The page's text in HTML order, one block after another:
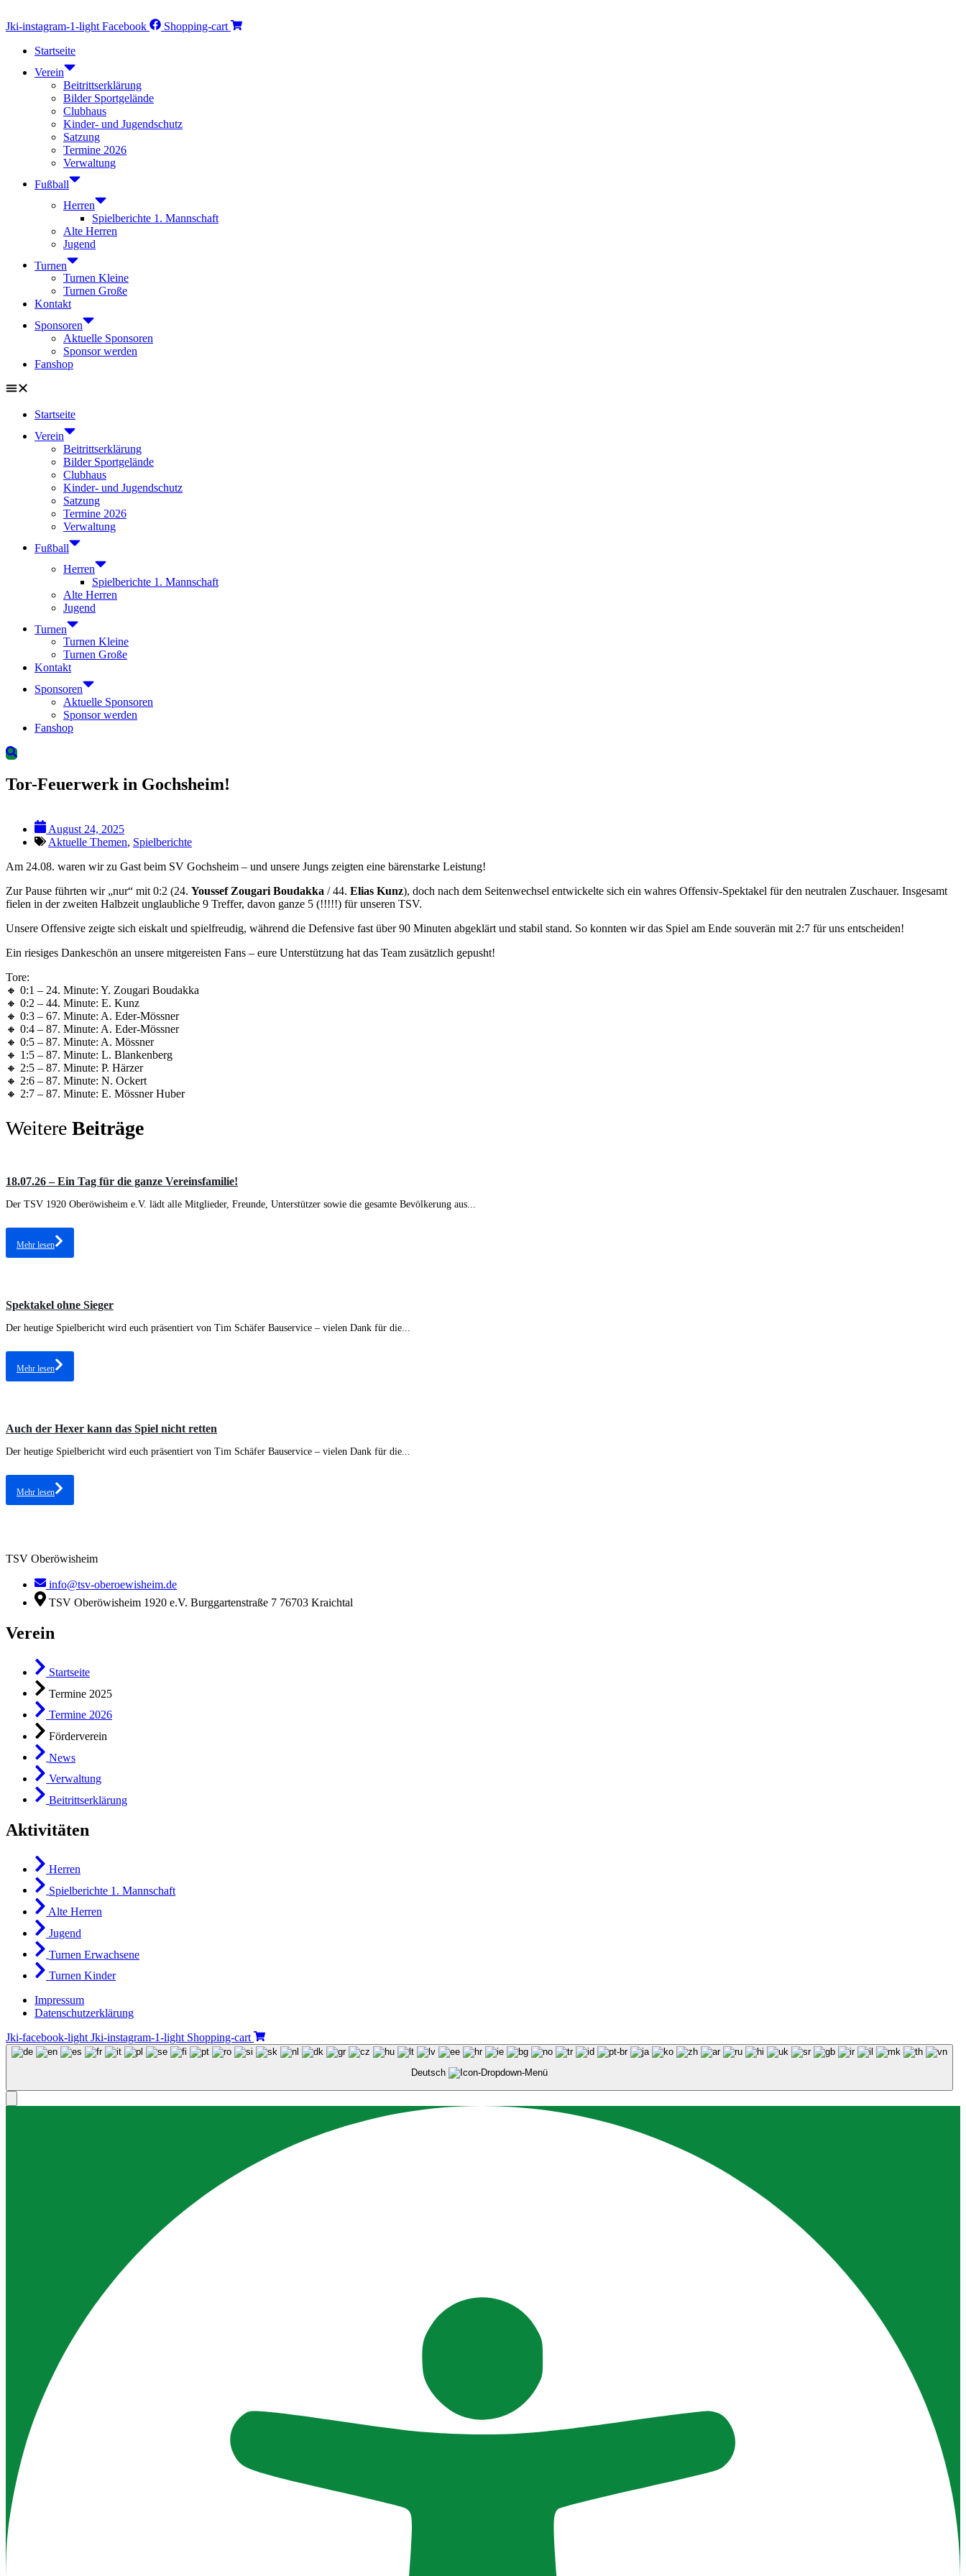
Jki-instagram-1-light Facebook
Shopping-cart
Startseite
Verein
Beitrittserklärung
Bilder Sportgelände
Clubhaus
Kinder- und Jugendschutz
Satzung
Termine 2026
Verwaltung
Fußball
Herren
Spielberichte 1. Mannschaft
Alte Herren
Jugend
Turnen
Turnen Kleine
Turnen Große
Kontakt
Sponsoren
Aktuelle Sponsoren
Sponsor werden
Fanshop
Startseite
Verein
Beitrittserklärung
Bilder Sportgelände
Clubhaus
Kinder- und Jugendschutz
Satzung
Termine 2026
Verwaltung
Fußball
Herren
Spielberichte 1. Mannschaft
Alte Herren
Jugend
Turnen
Turnen Kleine
Turnen Große
Kontakt
Sponsoren
Aktuelle Sponsoren
Sponsor werden
Fanshop
Suchen
Tor-Feuerwerk in Gochsheim!
August 24, 2025
Aktuelle Themen, Spielberichte
Am 24.08. waren wir zu Gast beim SV Gochsheim – und unsere Jungs zeigten eine bärenstarke Leistung!
Zur Pause führten wir „nur“ mit 0:2 (24. Youssef Zougari Boudakka / 44. Elias Kunz), doch nach dem Seitenwechsel entwickelte sich ein wahres Offensiv-Spektakel für den neutralen Zuschauer. Insgesamt
fielen in der zweiten Halbzeit unglaubliche 9 Treffer, davon ganze 5 (!!!!!) für unseren TSV.
Unsere Offensive zeigte sich eiskalt und spielfreudig, während die Defensive fast über 90 Minuten abgeklärt und stabil stand. So konnten wir das Spiel am Ende souverän mit 2:7 für uns entscheiden!
Ein riesiges Dankeschön an unsere mitgereisten Fans – eure Unterstützung hat das Team zusätzlich gepusht!
Tore:
🔸 0:1 – 24. Minute: Y. Zougari Boudakka
🔸 0:2 – 44. Minute: E. Kunz
🔸 0:3 – 67. Minute: A. Eder-Mössner
🔸 0:4 – 87. Minute: A. Eder-Mössner
🔸 0:5 – 87. Minute: A. Mössner
🔸 1:5 – 87. Minute: L. Blankenberg
🔸 2:5 – 87. Minute: P. Härzer
🔸 2:6 – 87. Minute: N. Ockert
🔸 2:7 – 87. Minute: E. Mössner Huber
Weitere Beiträge
18.07.26 – Ein Tag für die ganze Vereinsfamilie!
Der TSV 1920 Oberöwisheim e.V. lädt alle Mitglieder, Freunde, Unterstützer sowie die gesamte Bevölkerung aus...
Mehr lesen
Spektakel ohne Sieger
Der heutige Spielbericht wird euch präsentiert von Tim Schäfer Bauservice – vielen Dank für die...
Mehr lesen
Auch der Hexer kann das Spiel nicht retten
Der heutige Spielbericht wird euch präsentiert von Tim Schäfer Bauservice – vielen Dank für die...
Mehr lesen
TSV Oberöwisheim
info@tsv-oberoewisheim.de
TSV Oberöwisheim 1920 e.V. Burggartenstraße 7 76703 Kraichtal
Verein
Startseite
Termine 2025
Termine 2026
Förderverein
News
Verwaltung
Beitrittserklärung
Aktivitäten
Herren
Spielberichte 1. Mannschaft
Alte Herren
Jugend
Turnen Erwachsene
Turnen Kinder
Impressum
Datenschutzerklärung
Jki-facebook-light Jki-instagram-1-light Shopping-cart
Deutsch